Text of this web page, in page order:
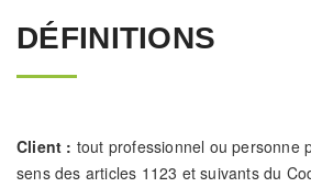
DÉFINITIONS
Client : tout professionnel ou personne
sens des articles 1123 et suivants du